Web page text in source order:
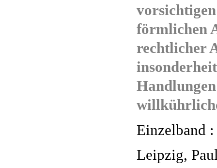
förmlichen
rechtlicher
Einzelband
Leipzig,